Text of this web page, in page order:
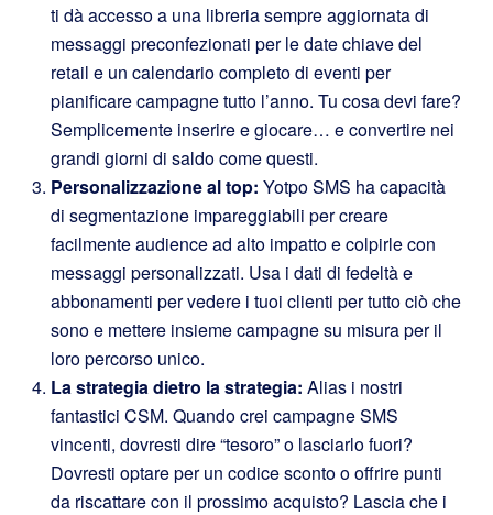
ti dà accesso a una libreria sempre aggiornata di
messaggi preconfezionati per le date chiave del
retail e un calendario completo di eventi per
pianificare campagne tutto l’anno. Tu cosa devi fare?
Semplicemente inserire e giocare… e convertire nei
grandi giorni di saldo come questi.
Personalizzazione al top: Yotpo SMS ha capacità
di segmentazione impareggiabili per creare
facilmente audience ad alto impatto e colpirle con
messaggi personalizzati. Usa i dati di fedeltà e
abbonamenti per vedere i tuoi clienti per tutto ciò che
sono e mettere insieme campagne su misura per il
loro percorso unico.
La strategia dietro la strategia: Alias i nostri
fantastici CSM. Quando crei campagne SMS
vincenti, dovresti dire “tesoro” o lasciarlo fuori?
Dovresti optare per un codice sconto o offrire punti
da riscattare con il prossimo acquisto? Lascia che i